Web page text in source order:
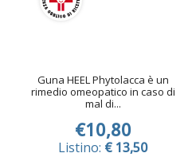
Guna HEEL Phytolacca è un
rimedio omeopatico in caso di
mal di...
€10,80
Listino: € 13,50